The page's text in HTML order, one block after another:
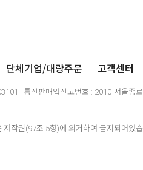
단체기업/대량주문 고객센터
| 통신판매업신고번호 : 2010-서울종
작권(97조 5항)에 의거하여 금지되어있습